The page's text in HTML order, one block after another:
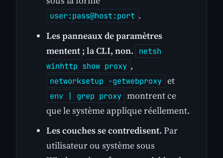
user:pass@host:port .
Les panneaux de paramètres
mentent ; la CLI, non.
netsh
winhttp show proxy ,
networksetup -getwebproxy et
env | grep proxy montrent ce
que le système applique réellement.
Les couches se contredisent. Par
utilisateur ou système sous